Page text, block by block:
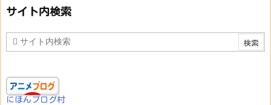
サイト内検索
にほんブログ村